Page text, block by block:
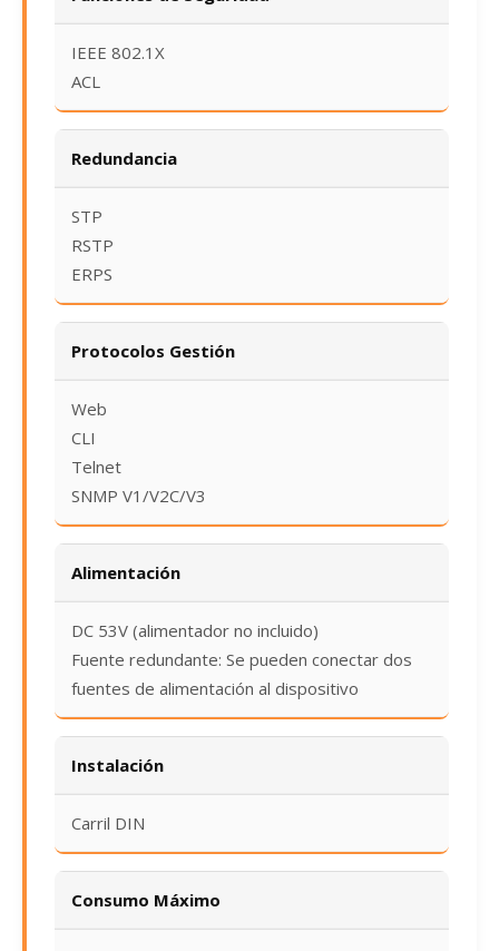
IEEE 802.1X
ACL
Redundancia
STP
RSTP
ERPS
Protocolos Gestión
Web
CLI
Telnet
SNMP V1/V2C/V3
Alimentación
DC 53V (alimentador no incluido)
Fuente redundante: Se pueden conectar dos
fuentes de alimentación al dispositivo
Instalación
Carril DIN
Consumo Máximo